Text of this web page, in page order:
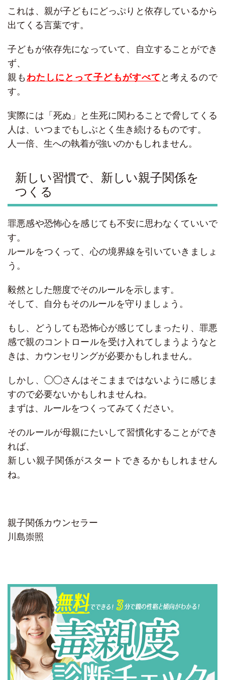
これは、親が子どもにどっぷりと依存しているから
出てくる言葉です。
子どもが依存先になっていて、自立することができ
ず、
親もわたしにとって子どもがすべて と考えるので
す。
実際には「死ぬ」と生死に関わることで脅してくる
人は、いつまでもしぶとく生き続けるものです。
人一倍、生への執着が強いのかもしれません。
新しい習慣で、新しい親子関係を
つくる
罪悪感や恐怖心を感じても不安に思わなくていいで
す。
ルールをつくって、心の境界線を引いていきましょ
う。
毅然とした態度でそのルールを示します。
そして、自分もそのルールを守りましょう。
もし、どうしても恐怖心が感じてしまったり、罪悪
感で親のコントロールを受け入れてしまうようなと
きは、カウンセリングが必要かもしれません。
しかし、◯◯さんはそこままではないように感じま
すので必要ないかもしれませんね。
まずは、ルールをつくってみてください。
そのルールが母親にたいして習慣化することができ
れば、
新しい親子関係がスタートできるかもしれません
ね。
親子関係カウンセラー
川島崇照